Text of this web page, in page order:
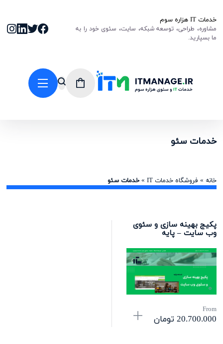
خدمات IT هزاره سوم
مشاوره، طراحی، توسعه شبکه، سایت، سئوی خود را به
ما بسپارید.
خدمات سئو
خانه » فروشگاه خدمات IT »خدمات سئو
پکیج بهینه سازی و سئوی
وب سایت – پایه
From
20.700.000تومان